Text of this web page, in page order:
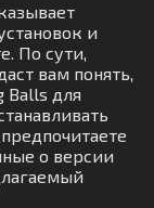
и
По сути,
вам понять,
Balls для
о версии